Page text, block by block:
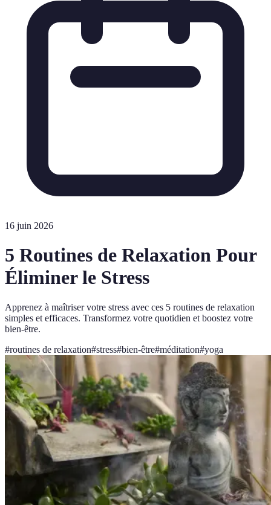
16 juin 2026
5 Routines de Relaxation Pour
Éliminer le Stress
Apprenez à maîtriser votre stress avec ces 5 routines de relaxation
simples et efficaces. Transformez votre quotidien et boostez votre
bien-être.
#routines de relaxation#stress#bien-être#méditation#yoga